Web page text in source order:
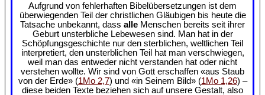
Aufgrund von fehlerhaften Bibelübersetzungen ist dem
überwiegenden Teil der christlichen Gläubigen bis heute die
Tatsache unbekannt, dass alle Menschen bereits seit ihrer
Geburt unsterbliche Lebewesen sind. Man hat in der
Schöpfungsgeschichte nur den sterblichen, weltlichen Teil
interpretiert, den unsterblichen Teil hat man verschwiegen,
weil man das entweder nicht verstanden hat oder nicht
verstehen wollte. Wir sind von Gott erschaffen «aus Staub
von der Erde» (1Mo 2,7) und «in Seinem Bild» (1Mo 1,26) –
diese beiden Texte beziehen sich auf unsere Gestalt, also